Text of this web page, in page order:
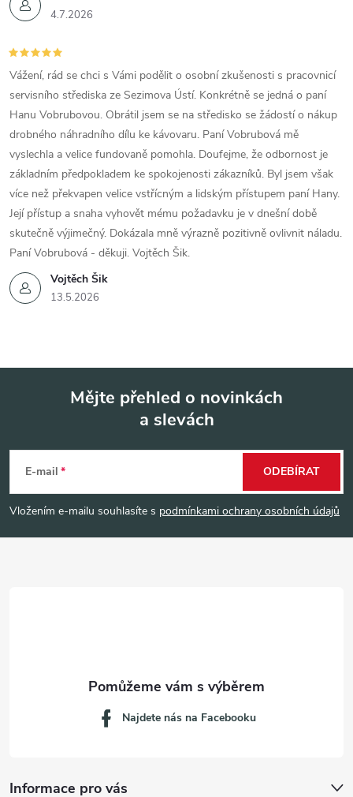
4.7.2026
Vojtěch Šik
13.5.2026
Vážení, rád se chci s Vámi podělit o osobní zkušenosti s pracovnicí
servisního střediska ze Sezimova Ústí. Konkrétně se jedná o paní
Hanu Vobrubovou. Obrátil jsem se na středisko se žádostí o nákup
drobného náhradního dílu ke kávovaru. Paní Vobrubová mě
vyslechla a velice fundovaně pomohla. Doufejme, že odbornost je
základním předpokladem ke spokojenosti zákazníků. Byl jsem však
více než překvapen velice vstřícným a lidským přístupem paní Hany.
Její přístup a snaha vyhovět mému požadavku je v dnešní době
skutečně výjimečný. Dokázala mně výrazně pozitivně ovlivnit náladu.
Paní Vobrubová - děkuji. Vojtěch Šik.
p
Mějte přehled o novinkách
a slevách
E-mail
Vložením e-mailu souhlasíte s podmínkami ochrany osobních údajů
ODEBÍRAT
Informace pro vás
Najdete nás na Facebooku